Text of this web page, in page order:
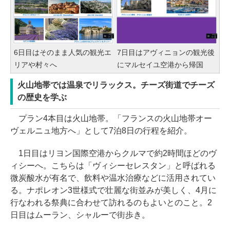
6日目はそのまま人気の観光エ
リアや村々へ
7日目はアヴィニョンの観光後
にマルセイユ空港から帰国
火山地帯では温泉でリラックス。チーズ街道でチーズ
の歴史を学ぶ
プラン4本目は火山地帯。「フランスの火山地帯オー
ヴェルニュ地方へ」として7泊8日の行程を紹介。
1日目はリヨン国際空港からクルマで約2時間ほどのヴ
ィシーへ。こちらは「ヴィシーセレスタン」と呼ばれる
微炭酸水が有名で、飲料や温水治療などに活用されてい
る。ナポレオン3世様式で壮麗な街並みが美しく、4月に
行なわれる祭典に合わせて訪れるのもよいとのこと。2
日目はムーラン、シャルーで街歩き。